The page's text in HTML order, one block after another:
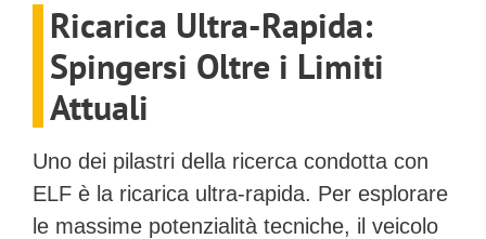
Ricarica Ultra-Rapida:
Spingersi Oltre i Limiti
Attuali
Uno dei pilastri della ricerca condotta con
ELF è la ricarica ultra-rapida. Per esplorare
le massime potenzialità tecniche, il veicolo